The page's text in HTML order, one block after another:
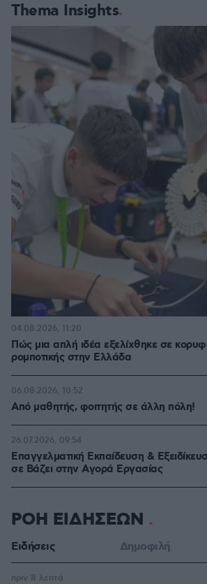
Thema Insights
Πώς μια απλή ιδέα εξελίχθηκε σε
ρομποτικής στην Ελλάδα
04.08.2026, 11:20
Από μαθητής, φοιτητής σε άλλη πόλη!
06.08.2026, 10:52
Επαγγελματική Εκπαίδευση &
σε Bάζει στην Aγορά Eργασίας
26.07.2026, 09:54
ΡΟΗ ΕΙΔΗΣΕΩΝ
Ειδήσεις Δημοφιλή
πριν 8 λεπτά